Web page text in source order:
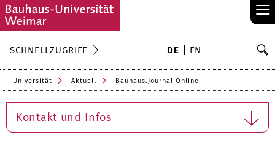
≡
SCHNELLZUGRIFF DE EN
Universität Aktuell Bauhaus.Journal Online
Kontakt und Infos